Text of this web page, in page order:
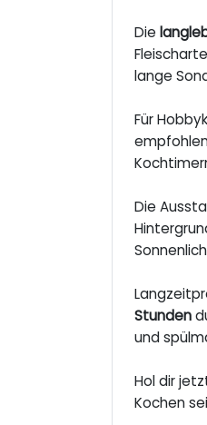
Die
lange
Für
Die
Stunden
und
Hol dir
Kochen